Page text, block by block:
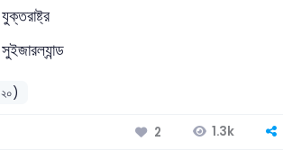
যুক্তরাষ্ট্র
সুইজারল্যান্ড
2 1.3k